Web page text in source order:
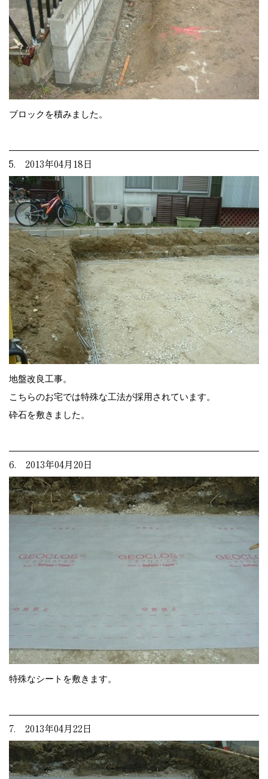
ブロックを積みました。
5. 2013年04月18日
地盤改良工事。
こちらのお宅では特殊な工法が採用されています。
砕石を敷きました。
6. 2013年04月20日
特殊なシートを敷きます。
7. 2013年04月22日